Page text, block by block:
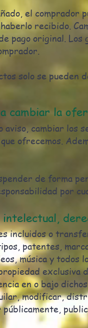
el comprador
recibido.
pago original.
solo se pueden
cambiar la
cambiar los
ofrecemos.
de forma
por
incluidos o
patentes,
música y todos
en o bajo
modificar,